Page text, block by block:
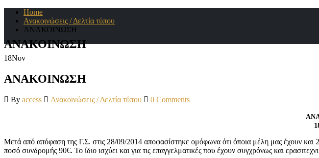
Home
Ανακοινώσεις / Δελτία τύπου
ΑΝΑΚΟΙΝΩΣΗ
ΑΝΑΚΟΙΝΩΣΗ
18Nov
ΑΝΑΚΟΙΝΩΣΗ
By access Ανακοινώσεις / Δελτία τύπου 0 Comments
Μετά από απόφαση της Γ.Σ. στις 28/09/2014 αποφασίστηκε ομόφωνα ότι όποια μέλη μας έχουν και
ποσό συνδρομής 90€. Το ίδιο ισχύει και για τις επαγγελματικές που έχουν συγχρόνως και